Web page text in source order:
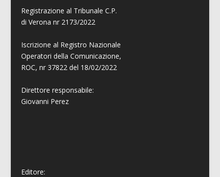
Registrazione al Tribunale C.P.
di Verona nr 2173/2022
Iscrizione al Registro Nazionale
Operatori della Comunicazione,
ROC, nr 37822 del 18/02/2022
Direttore responsabile:
Giovanni Perez
Editore: